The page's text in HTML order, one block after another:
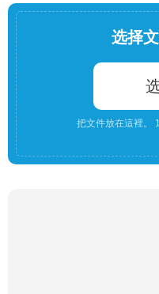
选择
把文件放在這裡。